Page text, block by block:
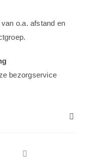
o.a. afstand en
bezorgservice